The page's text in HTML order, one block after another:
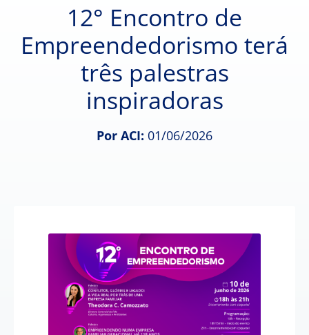
12° Encontro de
Empreendedorismo terá
três palestras
inspiradoras
Por ACI: 01/06/2026